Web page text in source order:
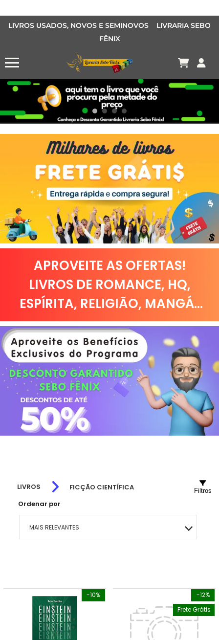
LIVROS USADOS, NOVOS E SEMINOVOS LIVRARIA SEBO
FÊNIX
Conheça o Desconto Garantido de livros Sebo Fênix!
OFERTA HISTORIAS EM QUADRINHOS
OFERTA MANGÁS
MANGÁS BARATOS
APROVEITE AS OFERTAS!
LIVROS DE ROMANCE, HQ,
ESPÍRITA, RELIGIÃO, MANGÁ...
LIVROS
FICÇÃO CIENTÍFICA
Ordenar por
MAIS RELEVANTES
MAIOR PREÇO
A - Z
Filtros
-10%
-12%
Frete Grátis